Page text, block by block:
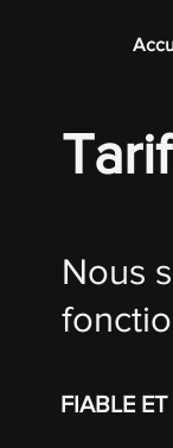
Nous
FIABLE